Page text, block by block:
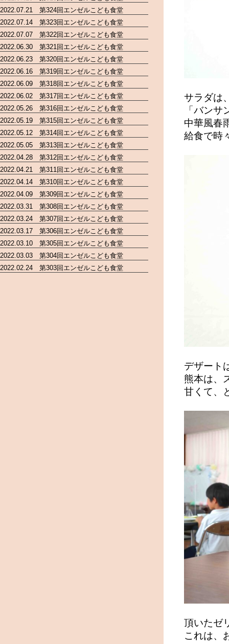
サラダは
「バン
中華風春
給食で時
デザート
熊本は、
甘くて、
頂いたゼ
これは、
2022.07.21 第324回エンゼルこども食堂
2022.07.14 第323回エンゼルこども食堂
2022.07.07 第322回エンゼルこども食堂
2022.06.30 第321回エンゼルこども食堂
2022.06.23 第320回エンゼルこども食堂
2022.06.16 第319回エンゼルこども食堂
2022.06.09 第318回エンゼルこども食堂
2022.06.02 第317回エンゼルこども食堂
2022.05.26 第316回エンゼルこども食堂
2022.05.19 第315回エンゼルこども食堂
2022.05.12 第314回エンゼルこども食堂
2022.05.05 第313回エンゼルこども食堂
2022.04.28 第312回エンゼルこども食堂
2022.04.21 第311回エンゼルこども食堂
2022.04.14 第310回エンゼルこども食堂
2022.04.09 第309回エンゼルこども食堂
2022.03.31 第308回エンゼルこども食堂
2022.03.24 第307回エンゼルこども食堂
2022.03.17 第306回エンゼルこども食堂
2022.03.10 第305回エンゼルこども食堂
2022.03.03 第304回エンゼルこども食堂
2022.02.24 第303回エンゼルこども食堂